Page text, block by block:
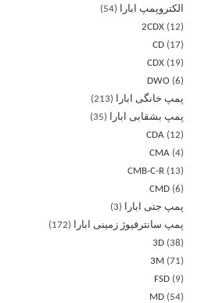
الکتروپمپ ابارا
54
2CDX
12
CD
17
CDX
19
DWO
6
پمپ خانگی ابارا
213
پمپ بشقابی ابارا
35
CDA
12
CMA 4
CMB-C-R
13
CMD 6
پمپ جتی ابارا
3
پمپ سانترفیوژ زمینی ابارا
172
3D 38
3M
71
FSD
9
MD
54